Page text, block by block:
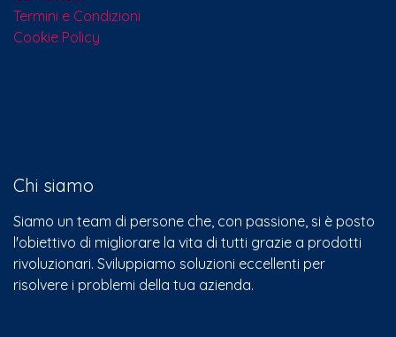
Termini e Condizioni
Cookie Policy
Chi siamo
Siamo un team di persone che, con passione, si è posto
l'obiettivo di migliorare la vita di tutti grazie a prodotti
rivoluzionari. Sviluppiamo soluzioni eccellenti per
risolvere i problemi della tua azienda.